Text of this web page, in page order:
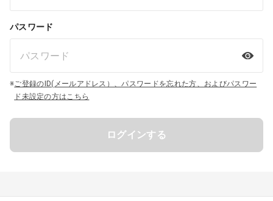
パスワード
※ご登録のID(メールアドレス）、パスワードを忘れた方、およびパスワー
ド未設定の方はこちら
ログインする